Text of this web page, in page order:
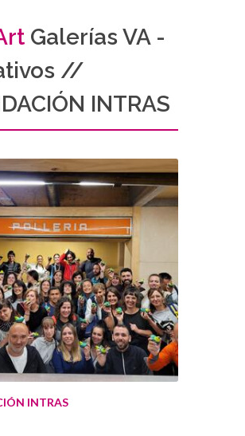
Galerías VA -
//
INTRAS
INTRAS